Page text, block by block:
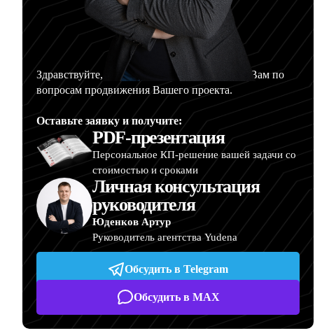
Здравствуйте, меня зовут Артур, и я помогу Вам по
вопросам продвижения Вашего проекта.
Оставьте заявку и получите:
PDF-презентация
Персональное КП-решение вашей задачи со
стоимостью и сроками
Личная консультация
руководителя
Юденков Артур
Руководитель агентства Yudena
Обсудить в Telegram
Обсудить в MAX